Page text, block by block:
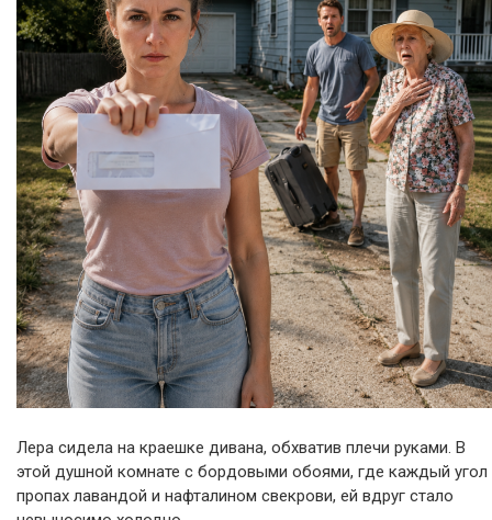
Лера сидела на краешке дивана, обхватив плечи руками. В
этой душной комнате с бордовыми обоями, где каждый угол
пропах лавандой и нафталином свекрови, ей вдруг стало